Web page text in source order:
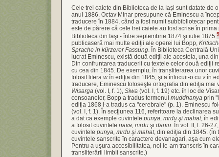
Cele trei caiete din Biblioteca de la Iaşi sunt datate de
anul 1886. Octav Minar presupune că Eminescu a
traducere în 1884, când a fost numit subbibliotecar
este de părere că cele trei caiete au fost scrise în
Biblioteca din Iaşi - între septembrie 1874 şi iulie 1875 5
publicaseră mai multe ediţii ale operei lui Bopp,
Sprache in kürzerer Fassung. În Biblioteca Centrală
lucrat Eminescu, există două ediţii ale acesteia, una
Din confruntarea traducerii cu textele celor două ediţii
cu cea din 1845. De exemplu, în transliterarea unor
folosit litera w în ediţia din 1845, şi a înlocuit-o cu vîn
traducere, Eminescu foloseşte ortografia din ediţia mai
Wisarga (vol. I, f. 1), Siwa (vol. I, f. 19) etc. în loc de
consoanelor, Bopp a tradus termenul muddhanya prin
ediţia 1868 l-a tradus ca "cerebrale" (p. 1). Eminescu
(vol. I, f. 1). În secţiunea 116, referitoare la declinarea
a dat ca exemple cuvintele punya, mrdu şi mahat, în
a folosit cuvintele nava, mrdu şi danin. În vol. II, f. 26-
cuvintele punya, mrdu şi mahat, din ediţia din 1845. (În
cuvintele sanscrite în caractere devanagari, aşa cum
Pentru a uşura accesibilitatea, noi le-am transcris în
transliterării limbii sanscrite.)